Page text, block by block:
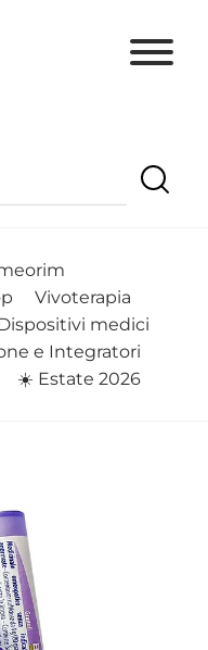
Vivoterapia
medici
e Integratori
☀️ Estate 2026